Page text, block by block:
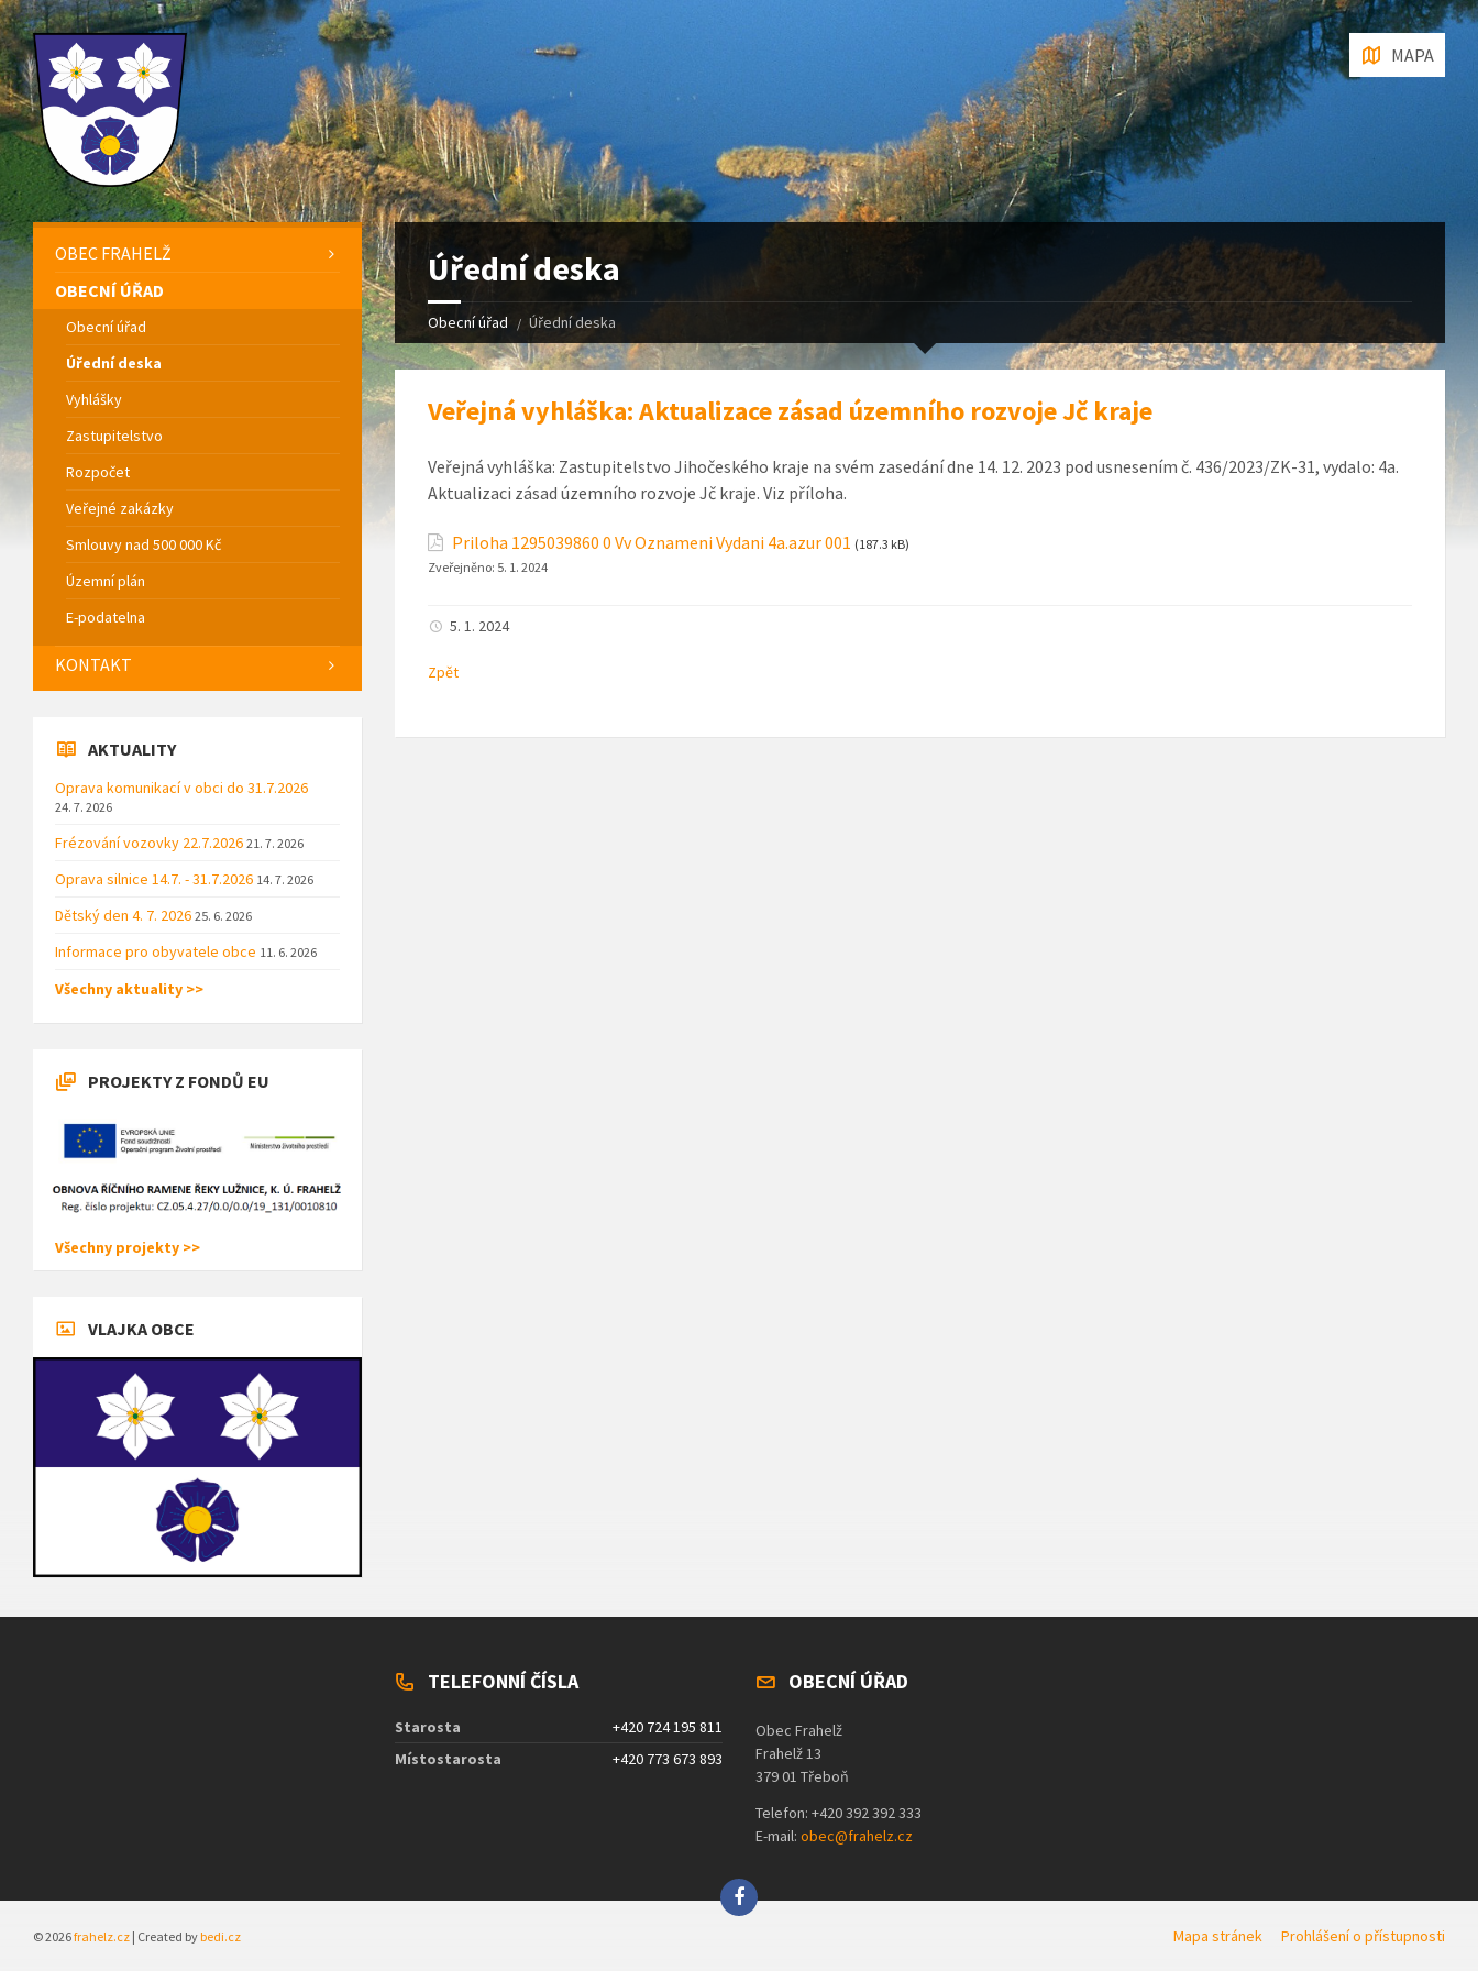
MAPA
Úřední deska
Obecní úřad Úřední deska
Veřejná vyhláška: Aktualizace zásad územního rozvoje Jč kraje
Veřejná vyhláška: Zastupitelstvo Jihočeského kraje na svém zasedání dne 14. 12. 2023 pod usnesením č. 436/2023/ZK-31, vydalo: 4a.
Aktualizaci zásad územního rozvoje Jč kraje. Viz příloha.
Priloha 1295039860 0 Vv Oznameni Vydani 4a.azur 001 (187.3 kB)
Zveřejněno: 5. 1. 2024
5. 1. 2024
Zpět
OBEC FRAHELŽ
OBECNÍ ÚŘAD
Obecní úřad
Úřední deska
Vyhlášky
Zastupitelstvo
Rozpočet
Veřejné zakázky
Smlouvy nad 500 000 Kč
Územní plán
E-podatelna
KONTAKT
AKTUALITY
Oprava komunikací v obci do 31.7.2026
24. 7. 2026
Frézování vozovky 22.7.2026 21. 7. 2026
Oprava silnice 14.7. - 31.7.2026 14. 7. 2026
Dětský den 4. 7. 2026 25. 6. 2026
Informace pro obyvatele obce 11. 6. 2026
Všechny aktuality >>
PROJEKTY Z FONDŮ EU
Všechny projekty >>
VLAJKA OBCE
TELEFONNÍ ČÍSLA
Starosta
+420 724 195 811
Místostarosta
+420 773 673 893
OBECNÍ ÚŘAD
Obec Frahelž
Frahelž 13
379 01 Třeboň
Telefon: +420 392 392 333
E-mail: obec@frahelz.cz
Mapa stránek Prohlášení o přístupnosti
© 2026frahelz.cz | Created bybedi.cz